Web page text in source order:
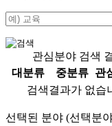
관심분야 검색
대분류
중분류
관
검색결과가 없습
선택된 분야 (선택분